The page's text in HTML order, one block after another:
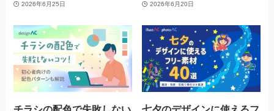
2026年6月25日 2026年6月20日